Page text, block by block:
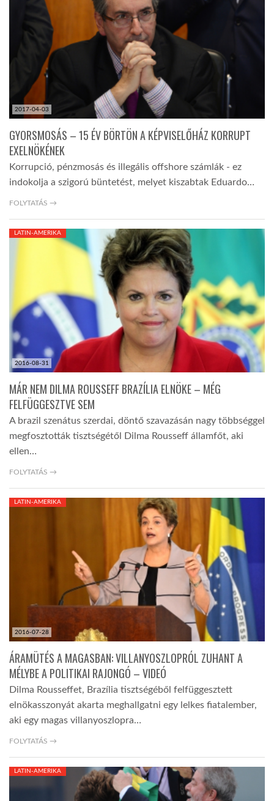
LATIMO.HU
GLOBOBOOK
2017-04-03
GYORSMOSÁS – 15 ÉV BÖRTÖN A KÉPVISELŐHÁZ KORRUPT
EXELNÖKÉNEK
Korrupció, pénzmosás és illegális offshore számlák - ez
indokolja a szigorú büntetést, melyet kiszabtak Eduardo…
FOLYTATÁS →
2016-08-31
LATIN-AMERIKA
MÁR NEM DILMA ROUSSEFF BRAZÍLIA ELNÖKE – MÉG
FELFÜGGESZTVE SEM
A brazil szenátus szerdai, döntő szavazásán nagy többséggel
megfosztották tisztségétől Dilma Rousseff államfőt, aki
ellen…
FOLYTATÁS →
2016-07-28
LATIN-AMERIKA
ÁRAMÜTÉS A MAGASBAN: VILLANYOSZLOPRÓL ZUHANT A
MÉLYBE A POLITIKAI RAJONGÓ – VIDEÓ
Dilma Rousseffet, Brazília tisztségéből felfüggesztett
elnökasszonyát akarta meghallgatni egy lelkes fiatalember,
aki egy magas villanyoszlopra…
FOLYTATÁS →
LATIN-AMERIKA